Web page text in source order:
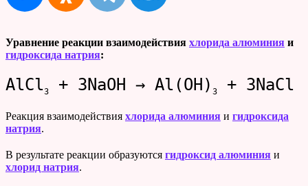
Уравнение реакции взаимодействия хлорида алюминия и
гидроксида натрия:
AlCl3 + 3NaOH → Al(OH) 3 + 3NaCl
Реакция взаимодействия хлорида алюминия и гидроксида
натрия.
В результате реакции образуются гидроксид алюминия и
хлорид натрия.